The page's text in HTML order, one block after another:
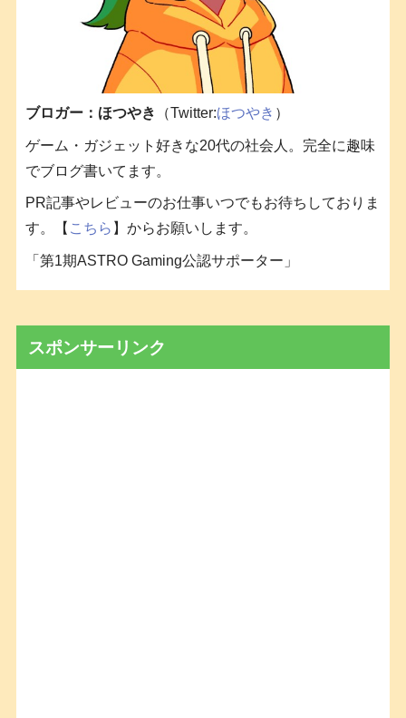
ブロガー：ほつやき （Twitter:ほつやき ）
ゲーム・ガジェット好きな20代の社会人。完全に趣味
でブログ書いてます。
PR記事やレビューのお仕事いつでもお待ちしておりま
す。【 こちら 】からお願いします。
「第1期ASTRO Gaming公認サポーター」
スポンサーリンク